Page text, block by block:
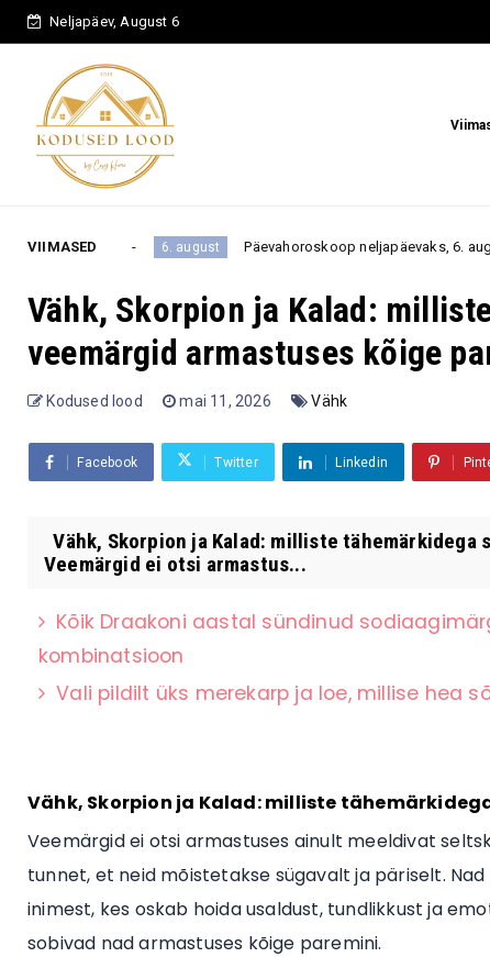
Neljapäev, August 6
VIIMASED
6. august Päevahoroskoop neljapäevaks, 6. augustiks: üks
Vähk, Skorpion ja Kalad:
veemärgid armastuses kõige
Kodused lood mai 11, 2026 Vähk
Facebook Twitter Linkedin
Vähk, Skorpion ja Kalad: milliste
Veemärgid ei otsi armastus...
Kõik Draakoni aastal sündinud
kombinatsioon
Vali pildilt üks merekarp ja loe, millise hea
Vähk, Skorpion ja Kalad: milliste
Veemärgid ei otsi armastuses ainult meeldivat
tunnet, et neid mõistetakse sügavalt ja päriselt.
inimest, kes oskab hoida usaldust, tundlikkust ja
sobivad nad armastuses kõige paremini.